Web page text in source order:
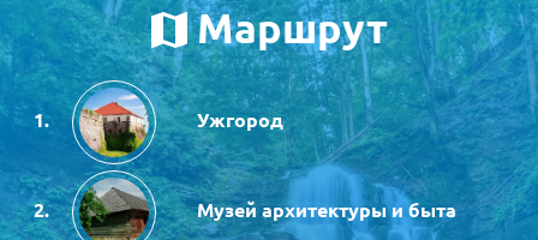
Маршрут
Ужгород
Музей архитектуры и быта